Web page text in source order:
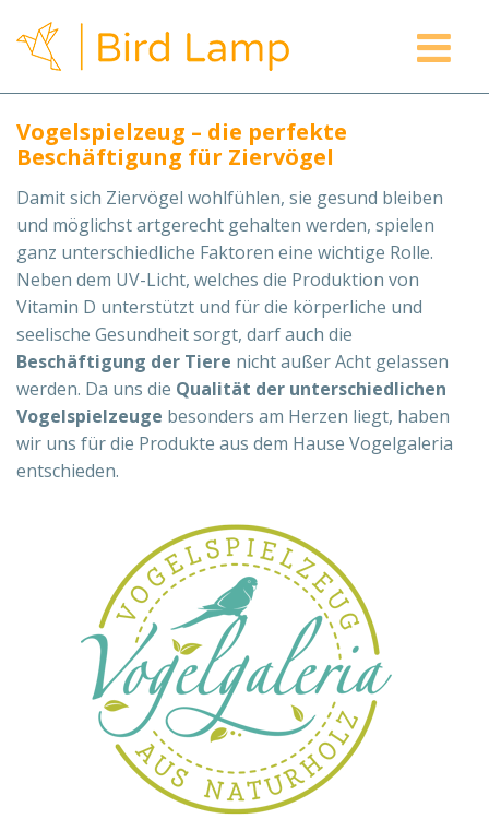
Inhalt
springen
Vogelspielzeug – die perfekte
Beschäftigung für Ziervögel
Damit sich Ziervögel wohlfühlen, sie gesund bleiben
und möglichst artgerecht gehalten werden, spielen
ganz unterschiedliche Faktoren eine wichtige Rolle.
Neben dem UV-Licht, welches die Produktion von
Vitamin D unterstützt und für die körperliche und
seelische Gesundheit sorgt, darf auch die
Beschäftigung der Tiere nicht außer Acht gelassen
werden. Da uns die Qualität der unterschiedlichen
Vogelspielzeuge besonders am Herzen liegt, haben
wir uns für die Produkte aus dem Hause Vogelgaleria
entschieden.